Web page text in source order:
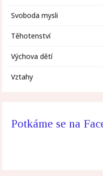
Svoboda mysli
Těhotenství
Výchova dětí
Vztahy
Potkáme se na